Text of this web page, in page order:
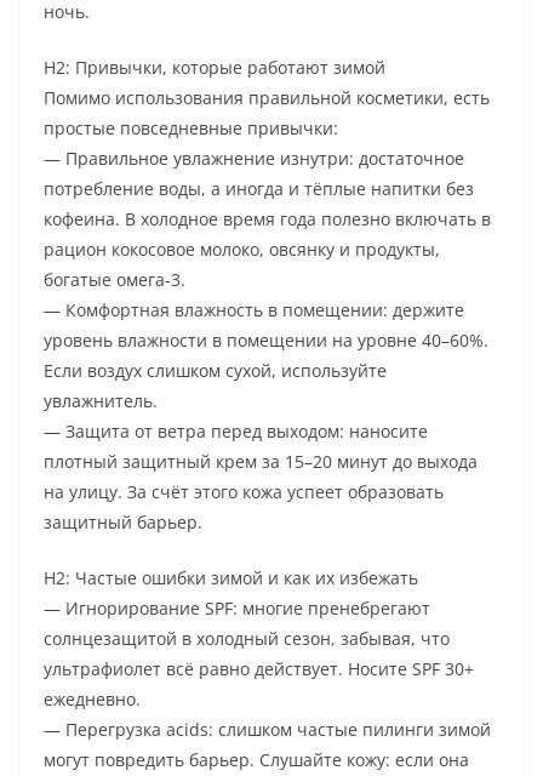
ночь.
H2: Привычки, которые работают зимой
Помимо использования правильной косметики, есть
простые повседневные привычки:
— Правильное увлажнение изнутри: достаточное
потребление воды, а иногда и тёплые напитки без
кофеина. В холодное время года полезно включать в
рацион кокосовое молоко, овсянку и продукты,
богатые омега-3.
— Комфортная влажность в помещении: держите
уровень влажности в помещении на уровне 40–60%.
Если воздух слишком сухой, используйте
увлажнитель.
— Защита от ветра перед выходом: наносите
плотный защитный крем за 15–20 минут до выхода
на улицу. За счёт этого кожа успеет образовать
защитный барьер.
H2: Частые ошибки зимой и как их избежать
— Игнорирование SPF: многие пренебрегают
солнцезащитой в холодный сезон, забывая, что
ультрафиолет всё равно действует. Носите SPF 30+
ежедневно.
— Перегрузка acids: слишком частые пилинги зимой
могут повредить барьер. Слушайте кожу: если она